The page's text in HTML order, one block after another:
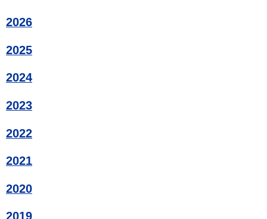
2026
2025
2024
2023
2022
2021
2020
2019